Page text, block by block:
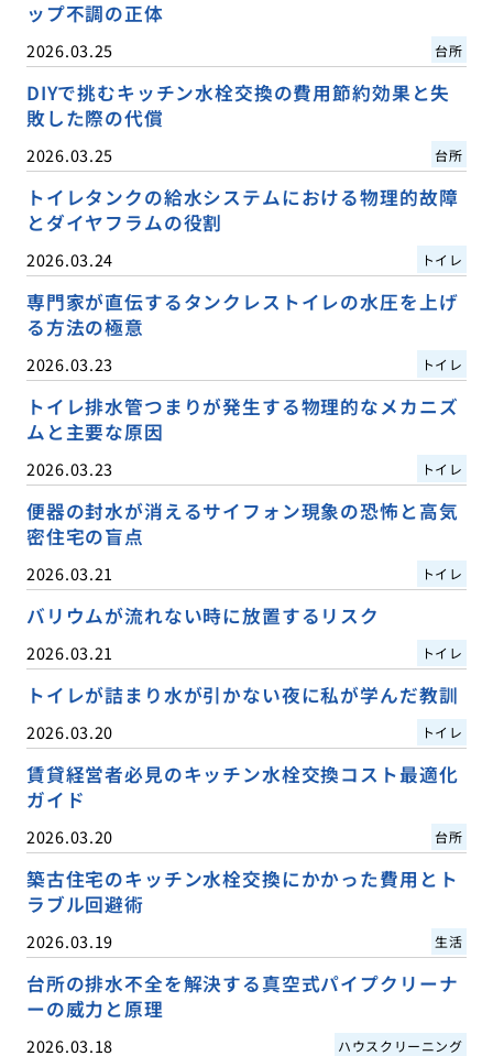
ップ不調の正体
2026.03.25 台所
DIYで挑むキッチン水栓交換の費用節約効果と失
敗した際の代償
2026.03.25 台所
トイレタンクの給水システムにおける物理的故障
とダイヤフラムの役割
2026.03.24 トイレ
専門家が直伝するタンクレストイレの水圧を上げ
る方法の極意
2026.03.23 トイレ
トイレ排水管つまりが発生する物理的なメカニズ
ムと主要な原因
2026.03.23 トイレ
便器の封水が消えるサイフォン現象の恐怖と高気
密住宅の盲点
2026.03.21 トイレ
バリウムが流れない時に放置するリスク
2026.03.21 トイレ
トイレが詰まり水が引かない夜に私が学んだ教訓
2026.03.20 トイレ
賃貸経営者必見のキッチン水栓交換コスト最適化
ガイド
2026.03.20 台所
築古住宅のキッチン水栓交換にかかった費用とト
ラブル回避術
2026.03.19 生活
台所の排水不全を解決する真空式パイプクリーナ
ーの威力と原理
2026.03.18 ハウスクリーニング